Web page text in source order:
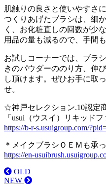
肌触りの良さと使いやすさ
つくりあげたブラシは、細
く、お化粧直しの回数が少
用品の量も減るので、手間
お試しコーナーでは、ブラ
きのパウダーののり方、伸
し頂けます。ぜひお手に取
せ。
☆神戸セレクション.10認定
「usui（ウスイ）リキッド
https://b-r-s.usuigroup.com/
＊メイクブラシＯＥＭも承
https://en-
OLD
NEW